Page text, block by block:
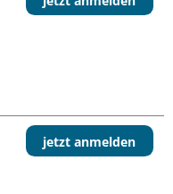
jetzt anmelden